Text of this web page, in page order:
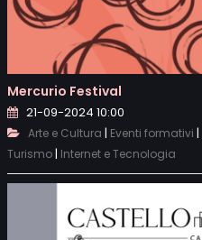
Mercurio Festival
21-09-2024 10:00
Arte e Cultura | Eventi formativi |
Turismo | Internet e Tecnologia